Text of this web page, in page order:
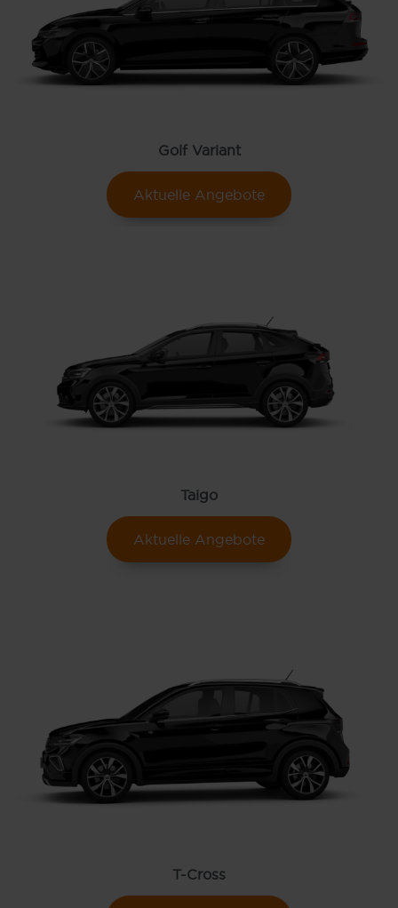
Golf Variant
Aktuelle Angebote
Taigo
Aktuelle Angebote
T-Cross